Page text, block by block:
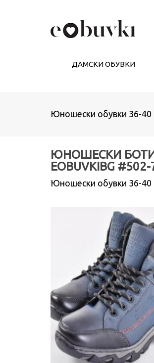
ДАМСКИ ОБУВКИ
Юношески обувки 36-40
ЮНОШЕСКИ
EOBUVKIBG
Юношески обувки 36-40